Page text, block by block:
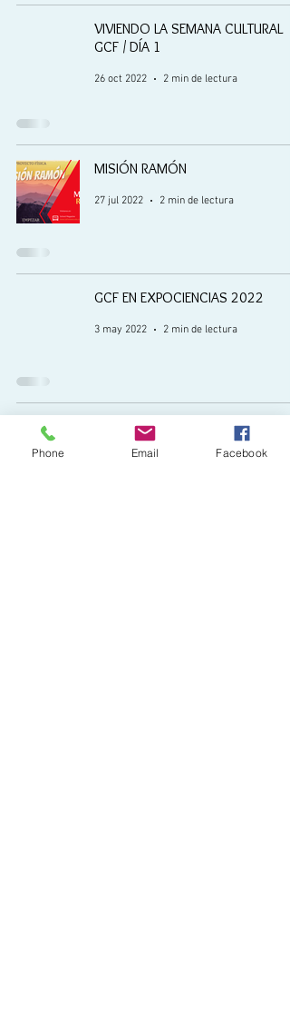
VIVIENDO LA SEMANA CULTURAL
GCF / DÍA 1
26 oct 2022 2 min de lectura
MISIÓN RAMÓN
27 jul 2022 2 min de lectura
GCF EN EXPOCIENCIAS 2022
3 may 2022 2 min de lectura
¡Hagamos visible lo invisible!
22 mar 2022 1 min de lectura
Phone Email Facebook